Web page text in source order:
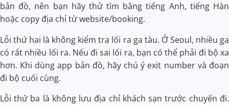
bản đồ, nên bạn hãy thử tìm bằng tiếng Anh, tiếng Hàn
hoặc copy địa chỉ từ website/booking.
Lỗi thứ hai là không kiểm tra lối ra ga tàu. Ở Seoul, nhiều ga
có rất nhiều lối ra. Nếu đi sai lối ra, bạn có thể phải đi bộ xa
hơn. Khi dùng app bản đồ, hãy chú ý exit number và đoạn
đi bộ cuối cùng.
Lỗi thứ ba là không lưu địa chỉ khách sạn trước chuyến đi.